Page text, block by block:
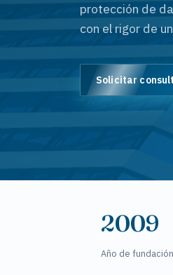
protección de
con el rigor de
Solicitar
2009
Año de